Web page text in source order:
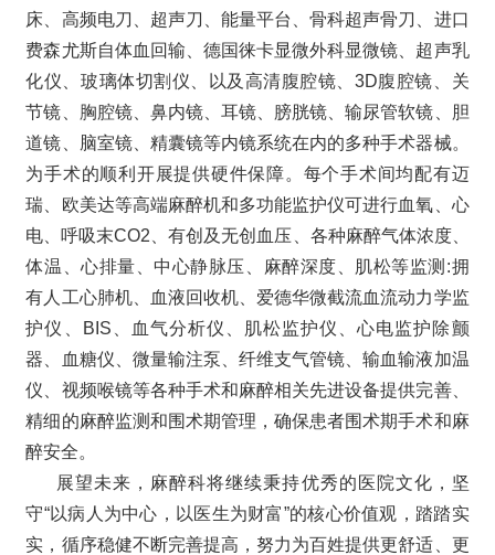
床、高频电刀、超声刀、能量平台、骨科超声骨刀、进口
费森尤斯自体血回输、德国徕卡显微外科显微镜、超声乳
化仪、玻璃体切割仪、以及高清腹腔镜、3D腹腔镜、关
节镜、胸腔镜、鼻内镜、耳镜、膀胱镜、输尿管软镜、胆
道镜、脑室镜、精囊镜等内镜系统在内的多种手术器械。
为手术的顺利开展提供硬件保障。每个手术间均配有迈
瑞、欧美达等高端麻醉机和多功能监护仪可进行血氧、心
电、呼吸末CO2、有创及无创血压、各种麻醉气体浓度、
体温、心排量、中心静脉压、麻醉深度、肌松等监测:拥
有人工心肺机、血液回收机、爱德华微截流血流动力学监
护仪、BIS、血气分析仪、肌松监护仪、心电监护除颤
器、血糖仪、微量输注泵、纤维支气管镜、输血输液加温
仪、视频喉镜等各种手术和麻醉相关先进设备提供完善、
精细的麻醉监测和围术期管理，确保患者围术期手术和麻
醉安全。
展望未来，麻醉科将继续秉持优秀的医院文化，坚
守“以病人为中心，以医生为财富”的核心价值观，踏踏实
实，循序稳健不断完善提高，努力为百姓提供更舒适、更